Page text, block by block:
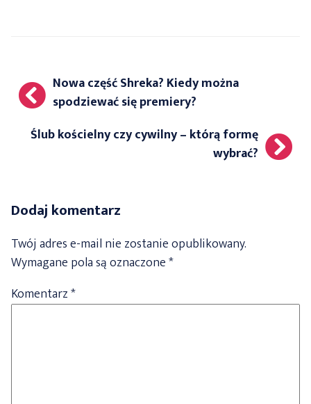
Nawigacja
wpisu
Nowa część Shreka? Kiedy można
spodziewać się premiery?
Ślub kościelny czy cywilny – którą formę
wybrać?
Dodaj komentarz
Twój adres e-mail nie zostanie opublikowany.
Wymagane pola są oznaczone*
Komentarz*